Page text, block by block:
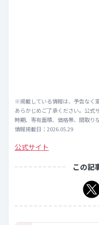
※掲載している情報は、予告なく
あらかじめご了承ください。公式
時期、専有面積、価格帯、間取り
情報掲載日：2026.05.29
公式サイト
この記